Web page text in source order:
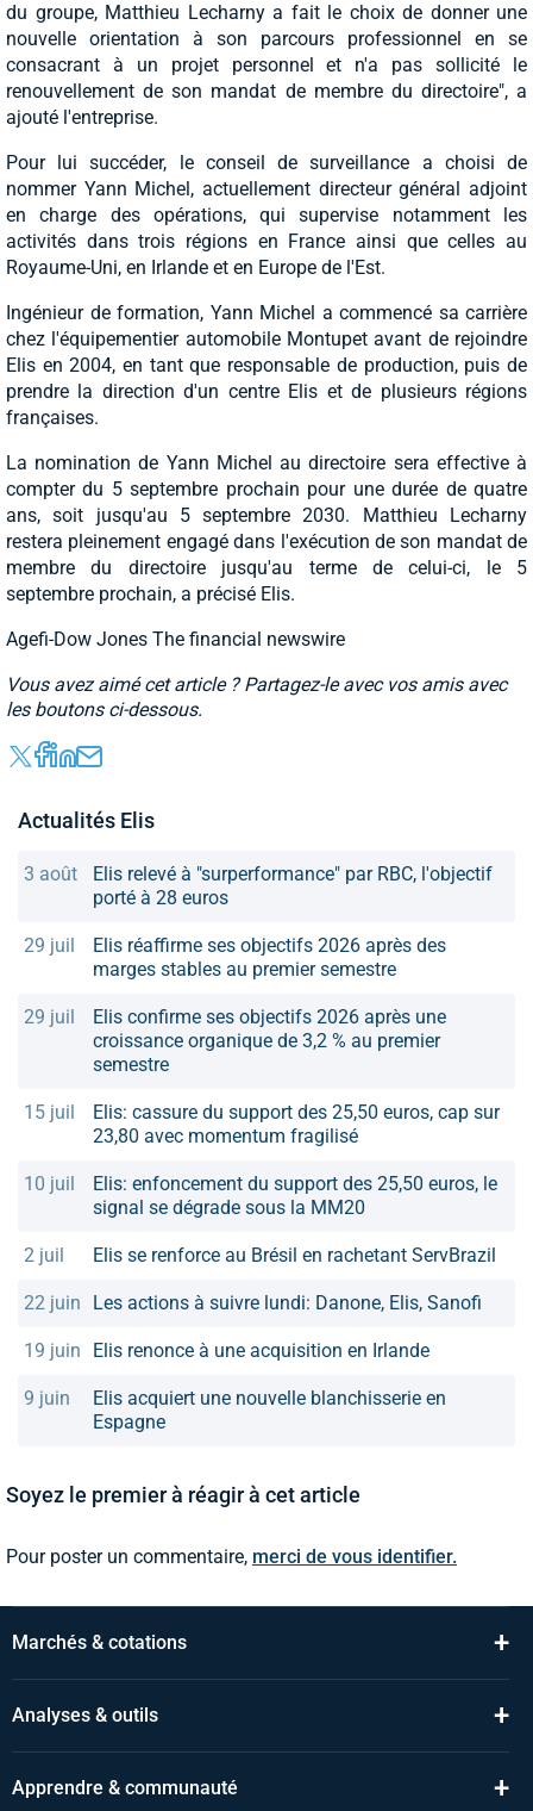
du groupe, Matthieu Lecharny a fait le choix de donner une
nouvelle orientation à son parcours professionnel en se
consacrant à un projet personnel et n'a pas sollicité le
renouvellement de son mandat de membre du directoire", a
ajouté l'entreprise.
Pour lui succéder, le conseil de surveillance a choisi de
nommer Yann Michel, actuellement directeur général adjoint
en charge des opérations, qui supervise notamment les
activités dans trois régions en France ainsi que celles au
Royaume-Uni, en Irlande et en Europe de l'Est.
Ingénieur de formation, Yann Michel a commencé sa carrière
chez l'équipementier automobile Montupet avant de rejoindre
Elis en 2004, en tant que responsable de production, puis de
prendre la direction d'un centre Elis et de plusieurs régions
françaises.
La nomination de Yann Michel au directoire sera effective à
compter du 5 septembre prochain pour une durée de quatre
ans, soit jusqu'au 5 septembre 2030. Matthieu Lecharny
restera pleinement engagé dans l'exécution de son mandat de
membre du directoire jusqu'au terme de celui-ci, le 5
septembre prochain, a précisé Elis.
Agefi-Dow Jones The financial newswire
Vous avez aimé cet article ? Partagez-le avec vos amis avec
les boutons ci-dessous.
Actualités Elis
3 août
Elis relevé à "surperformance" par RBC, l'objectif
porté à 28 euros
29 juil
Elis réaffirme ses objectifs 2026 après des
marges stables au premier semestre
29 juil
Elis confirme ses objectifs 2026 après une
croissance organique de 3,2 % au premier
semestre
15 juil
Elis: cassure du support des 25,50 euros, cap sur
23,80 avec momentum fragilisé
10 juil
Elis: enfoncement du support des 25,50 euros, le
signal se dégrade sous la MM20
2 juil Elis se renforce au Brésil en rachetant ServBrazil
22 juin Les actions à suivre lundi: Danone, Elis, Sanofi
19 juin Elis renonce à une acquisition en Irlande
9 juin
Elis acquiert une nouvelle blanchisserie en
Espagne
Soyez le premier à réagir à cet article
Pour poster un commentaire, merci de vous identifier.
Marchés & cotations +
Analyses & outils +
Apprendre & communauté +